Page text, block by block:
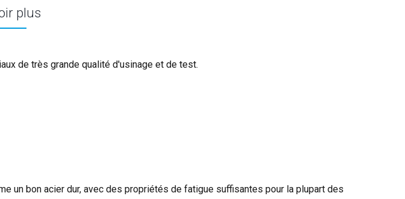
plus
de très grande qualité d'usinage et de test.
un bon acier dur, avec des propriétés de fatigue suffisantes pour la plupart des